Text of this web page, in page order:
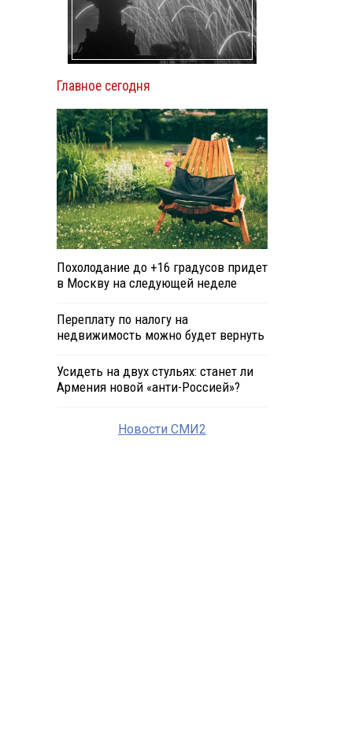
Главное сегодня
Похолодание до +16 градусов придет
в Москву на следующей неделе
Переплату по налогу на
недвижимость можно будет вернуть
Усидеть на двух стульях: станет ли
Армения новой «анти-Россией»?
Новости СМИ2